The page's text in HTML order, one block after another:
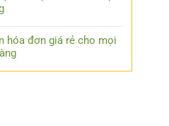
hóa đơn giá rẻ cho mọi